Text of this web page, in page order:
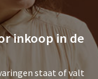
inkoop in de
staat of valt